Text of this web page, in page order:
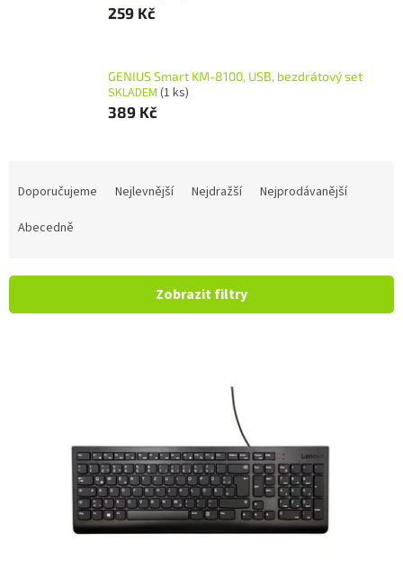
259 Kč
GENIUS Smart KM-8100, USB, bezdrátový set
SKLADEM (1 ks)
389 Kč
Doporučujeme Nejlevnější Nejdražší
Nejprodávanější
Abecedně
Zobrazit filtry